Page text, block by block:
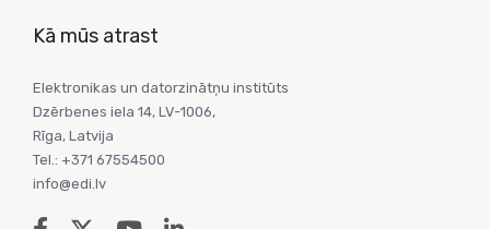
Kā mūs atrast
Elektronikas un datorzinātņu institūts
Dzērbenes iela 14, LV-1006,
Rīga, Latvija
Tel.: +371 67554500
info@edi.lv